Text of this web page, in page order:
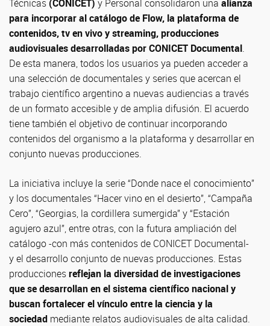
Técnicas (CONICET) y Personal consolidaron una alianza
para incorporar al catálogo de Flow, la plataforma de
contenidos, tv en vivo y streaming, producciones
audiovisuales desarrolladas por CONICET Documental.
De esta manera, todos los usuarios ya pueden acceder a
una selección de documentales y series que acercan el
trabajo científico argentino a nuevas audiencias a través
de un formato accesible y de amplia difusión. El acuerdo
tiene también el objetivo de continuar incorporando
contenidos del organismo a la plataforma y desarrollar en
conjunto nuevas producciones.
La iniciativa incluye la serie “Donde nace el conocimiento”
y los documentales “Hacer vino en el desierto”, “Campaña
Cero”, “Georgias, la cordillera sumergida” y “Estación
agujero azul”, entre otras, con la futura ampliación del
catálogo -con más contenidos de CONICET Documental-
y el desarrollo conjunto de nuevas producciones. Estas
produccionesreflejan la diversidad de investigaciones
que se desarrollan en el sistema científico nacional y
buscan fortalecer el vínculo entre la ciencia y la
sociedad mediante relatos audiovisuales de alta calidad.